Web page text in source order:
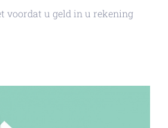
voordat u geld in u rekening